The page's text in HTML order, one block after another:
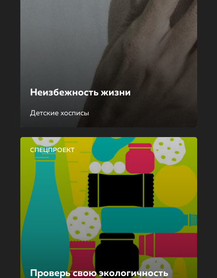
Неизбежность жизни
Детские хосписы
СПЕЦПРОЕКТ
Проверь свою экологичность